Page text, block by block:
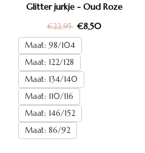
Glitter jurkje - Oud Roze
€22,95 €8,50
Maat: 98/104
Maat: 122/128
Maat: 134/140
Maat: 110/116
Maat: 146/152
Maat: 86/92